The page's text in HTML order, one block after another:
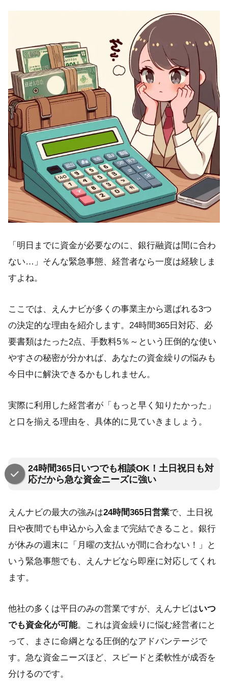
「明日までに資金が必要なのに、銀行融資は間に合わ
ない…」そんな緊急事態、経営者なら一度は経験しま
すよね。
ここでは、えんナビが多くの事業主から選ばれる3つ
の決定的な理由を紹介します。24時間365日対応、必
要書類はたった2点、手数料5％～という圧倒的な使い
やすさの秘密が分かれば、あなたの資金繰りの悩みも
今日中に解決できるかもしれません。
実際に利用した経営者が「もっと早く知りたかった」
と口を揃える理由を、具体的に見ていきましょう。
24時間365日いつでも相談OK！土日祝日も対
応だから急な資金ニーズに強い
えんナビの最大の強みは24時間365日営業で、土日祝
日や夜間でも申込から入金まで完結できること。銀行
が休みの週末に「月曜の支払いが間に合わない！」と
いう緊急事態でも、えんナビなら即座に対応してくれ
ます。
他社の多くは平日のみの営業ですが、えんナビはいつ
でも資金化が可能。これは資金繰りに悩む経営者にと
って、まさに命綱となる圧倒的なアドバンテージで
す。急な資金ニーズほど、スピードと柔軟性が成否を
分けるのです。